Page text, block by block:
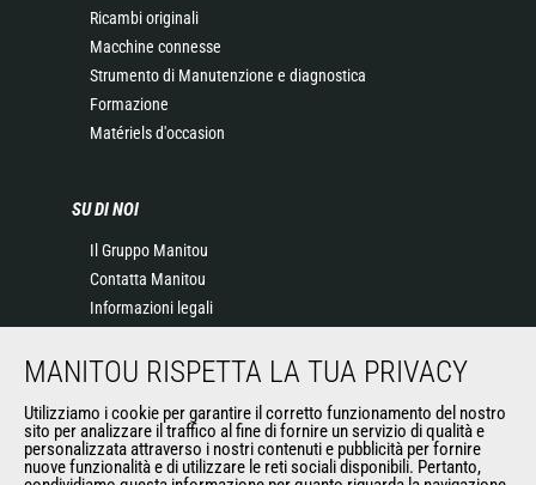
Ricambi originali
Macchine connesse
Strumento di Manutenzione e diagnostica
Formazione
Matériels d'occasion
SU DI NOI
Il Gruppo Manitou
Contatta Manitou
Informazioni legali
News
General Terms and Conditions of Sale
MANITOU RISPETTA LA TUA PRIVACY
Utilizziamo i cookie per garantire il corretto funzionamento del nostro
sito per analizzare il traffico al fine di fornire un servizio di qualità e
personalizzata attraverso i nostri contenuti e pubblicità per fornire
nuove funzionalità e di utilizzare le reti sociali disponibili. Pertanto,